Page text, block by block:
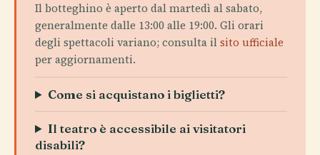
Il botteghino è aperto dal martedì al sabato,
generalmente dalle 13:00 alle 19:00. Gli orari
degli spettacoli variano; consulta ilsito ufficiale
per aggiornamenti.
Come si acquistano i biglietti?
Il teatro è accessibile ai visitatori
disabili?